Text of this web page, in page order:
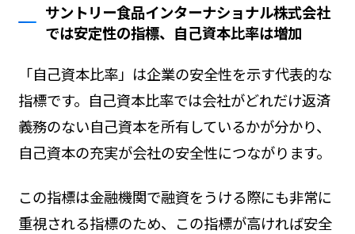
サントリー食品インターナショナル株式会社
では安定性の指標、自己資本比率は増加
「自己資本比率」は企業の安全性を示す代表的な
指標です。自己資本比率では会社がどれだけ返済
義務のない自己資本を所有しているかが分かり、
自己資本の充実が会社の安全性につながります。
この指標は金融機関で融資をうける際にも非常に
重視される指標のため、この指標が高ければ安全